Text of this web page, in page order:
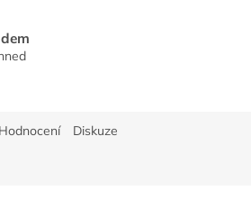
Hodnocení Diskuze